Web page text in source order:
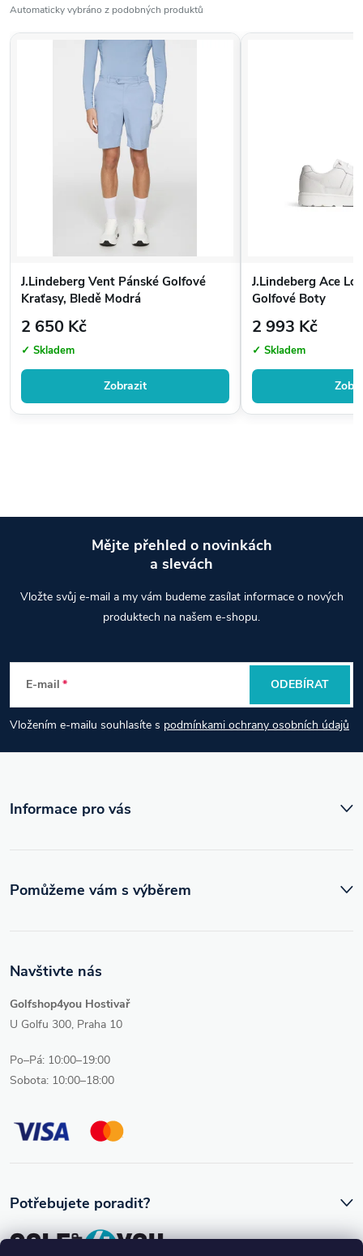
Automaticky vybráno z podobných produktů
J.Lindeberg Vent Pánské Golfové
Kraťasy, Bledě Modrá
2 650 Kč
✓ Skladem
Zobrazit
J.Lindeberg Ace
Golfové Boty
2 993 Kč
✓ Skladem
p
a
t
Mějte přehled o novinkách
a slevách
Vložte svůj e-mail a my vám budeme zasílat informace o nových
produktech na našem e-shopu.
E-mail
Vložením e-mailu souhlasíte s podmínkami ochrany osobních údajů
ODEBÍRAT
Informace pro vás
Navštivte nás
Golfshop4you Hostivař
U Golfu 300, Praha 10
Po–Pá: 10:00–19:00
Sobota: 10:00–18:00
Pomůžeme vám s výběrem
Potřebujete poradit?